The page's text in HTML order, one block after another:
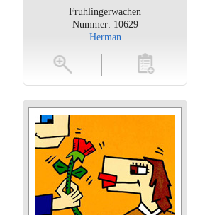
Fruhlingerwachen
Nummer: 10629
Herman
toevoegen